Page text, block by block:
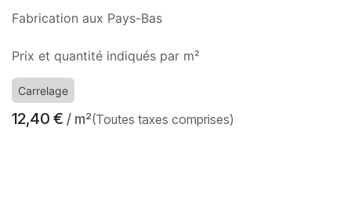
Fabrication aux Pays-Bas
Prix et quantité indiqués par m²
Carrelage
12,40 € / m²(Toutes taxes comprises)